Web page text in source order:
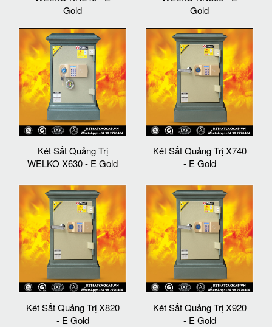
Gold
Gold
Két Sắt Quảng Trị
WELKO X630 - E Gold
Két Sắt Quảng Trị X740
- E Gold
Két Sắt Quảng Trị X820
- E Gold
Két Sắt Quảng Trị X920
- E Gold